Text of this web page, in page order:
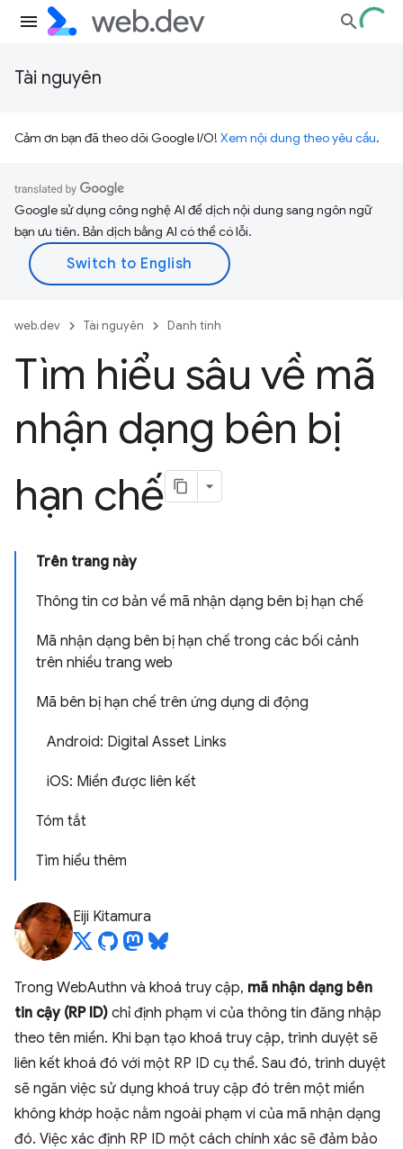
Tài nguyên
Cảm ơn bạn đã theo dõi Google I/O! Xem nội dung theo yêu cầu.
Google sử dụng công nghệ AI để dịch nội dung sang ngôn ngữ
bạn ưu tiên. Bản dịch bằng AI có thể có lỗi.
web.dev Tài nguyên Danh tính
Tìm hiểu sâu về mã
nhận dạng bên bị
hạn chế
Trên trang này
Thông tin cơ bản về mã nhận dạng bên bị hạn chế
Mã nhận dạng bên bị hạn chế trong các bối cảnh
trên nhiều trang web
Mã bên bị hạn chế trên ứng dụng di động
Android: Digital Asset Links
iOS: Miền được liên kết
Tóm tắt
Tìm hiểu thêm
Eiji Kitamura
Trong WebAuthn và khoá truy cập, mã nhận dạng bên
tin cậy (RP ID) chỉ định phạm vi của thông tin đăng nhập
theo tên miền. Khi bạn tạo khoá truy cập, trình duyệt sẽ
liên kết khoá đó với một RP ID cụ thể. Sau đó, trình duyệt
sẽ ngăn việc sử dụng khoá truy cập đó trên một miền
không khớp hoặc nằm ngoài phạm vi của mã nhận dạng
đó. Việc xác định RP ID một cách chính xác sẽ đảm bảo